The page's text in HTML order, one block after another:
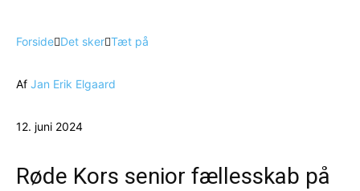
Forside Det sker Tæt på
Af Jan Erik Elgaard
12. juni 2024
Røde Kors senior fællesskab på